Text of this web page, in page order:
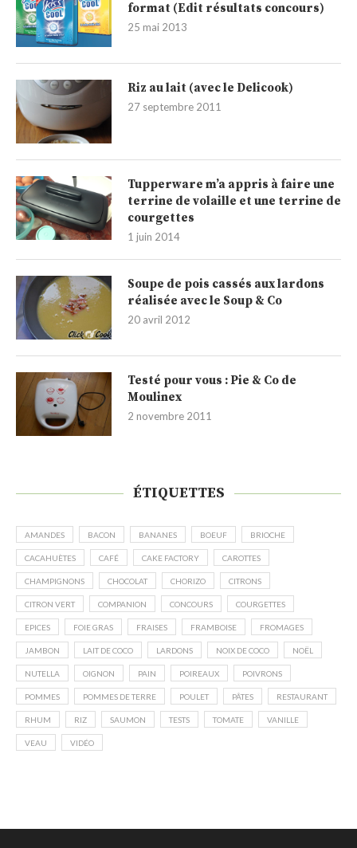
format (Edit résultats concours)
25 mai 2013
Riz au lait (avec le Delicook)
27 septembre 2011
Tupperware m’a appris à faire une
terrine de volaille et une terrine de
courgettes
1 juin 2014
Soupe de pois cassés aux lardons
réalisée avec le Soup & Co
20 avril 2012
Testé pour vous : Pie & Co de
Moulinex
2 novembre 2011
ÉTIQUETTES
AMANDES BACON BANANES BOEUF BRIOCHE
CACAHUÈTES CAFÉ CAKE FACTORY CAROTTES
CHAMPIGNONS CHOCOLAT CHORIZO CITRONS
CITRON VERT COMPANION CONCOURS COURGETTES
EPICES FOIE GRAS FRAISES FRAMBOISE FROMAGES
JAMBON LAIT DE COCO LARDONS NOIX DE COCO NOËL
NUTELLA OIGNON PAIN POIREAUX POIVRONS
POMMES POMMES DE TERRE POULET PÂTES RESTAURANT
RHUM RIZ SAUMON TESTS TOMATE VANILLE
VEAU VIDÉO